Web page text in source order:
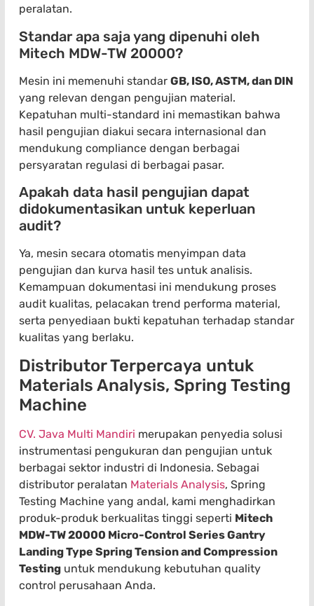
peralatan.
Standar apa saja yang dipenuhi oleh
Mitech MDW-TW 20000?
Mesin ini memenuhi standar GB, ISO, ASTM, dan DIN
yang relevan dengan pengujian material.
Kepatuhan multi-standard ini memastikan bahwa
hasil pengujian diakui secara internasional dan
mendukung compliance dengan berbagai
persyaratan regulasi di berbagai pasar.
Apakah data hasil pengujian dapat
didokumentasikan untuk keperluan
audit?
Ya, mesin secara otomatis menyimpan data
pengujian dan kurva hasil tes untuk analisis.
Kemampuan dokumentasi ini mendukung proses
audit kualitas, pelacakan trend performa material,
serta penyediaan bukti kepatuhan terhadap standar
kualitas yang berlaku.
Distributor Terpercaya untuk
Materials Analysis, Spring Testing
Machine
CV. Java Multi Mandiri merupakan penyedia solusi
instrumentasi pengukuran dan pengujian untuk
berbagai sektor industri di Indonesia. Sebagai
distributor peralatan Materials Analysis, Spring
Testing Machine yang andal, kami menghadirkan
produk-produk berkualitas tinggi seperti Mitech
MDW-TW 20000 Micro-Control Series Gantry
Landing Type Spring Tension and Compression
Testing untuk mendukung kebutuhan quality
control perusahaan Anda.